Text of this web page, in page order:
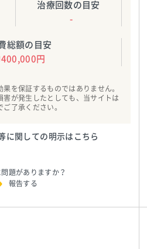
治療回数の目安
-
総額の目安
円
を保証するものではありません。
害が発生したとしても、当サイトは
了承ください。
に関しての明示はこちら
題がありますか？
報告する